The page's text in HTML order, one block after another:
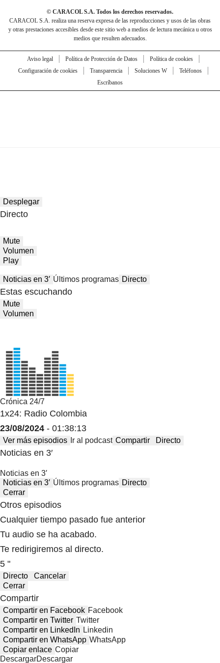
© CARACOL S.A. Todos los derechos reservados.
CARACOL S.A. realiza una reserva expresa de las reproducciones y usos de las obras
y otras prestaciones accesibles desde este sitio web a medios de lectura mecánica u otros
medios que resulten adecuados.
Aviso legal Política de Protección de Datos
Política de cookies
Configuración de cookies
Transparencia Soluciones W
Teléfonos
Escríbanos
Desplegar
Directo
Mute
Volumen
Play
Noticias en 3′ Últimos programas Directo
Estas escuchando
Mute
Volumen
Crónica 24/7
1x24: Radio Colombia
23/08/2024 - 01:38:13
Ver más episodios Ir al podcast Compartir Directo
Noticias en 3′
Noticias en 3′
Noticias en 3′ Últimos programas Directo
Cerrar
Otros episodios
Cualquier tiempo pasado fue anterior
Tu audio se ha acabado.
Te redirigiremos al directo.
5 "
Directo
Cancelar
Cerrar
Compartir
Compartir en Facebook Facebook
Compartir en Twitter Twitter
Compartir en LinkedIn Linkedin
Compartir en WhatsApp WhatsApp
Copiar enlace Copiar
DescargarDescargar